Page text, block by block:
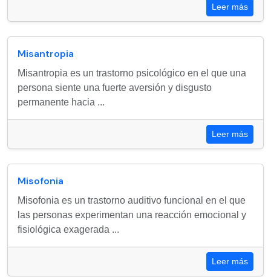
Leer más
Misantropia
Misantropia es un trastorno psicológico en el que una
persona siente una fuerte aversión y disgusto
permanente hacia ...
Leer más
Misofonia
Misofonia es un trastorno auditivo funcional en el que
las personas experimentan una reacción emocional y
fisiológica exagerada ...
Leer más